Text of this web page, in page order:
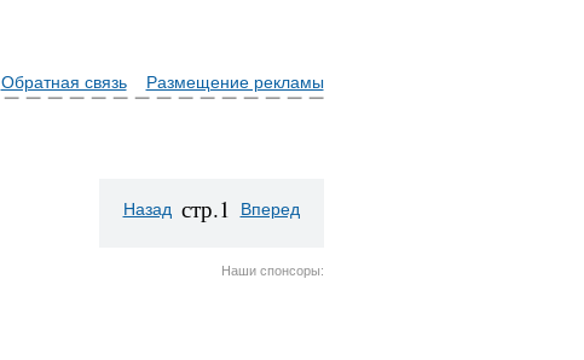
Обратная связь Размещение рекламы
Назад стр.1 Вперед
Наши спонсоры: